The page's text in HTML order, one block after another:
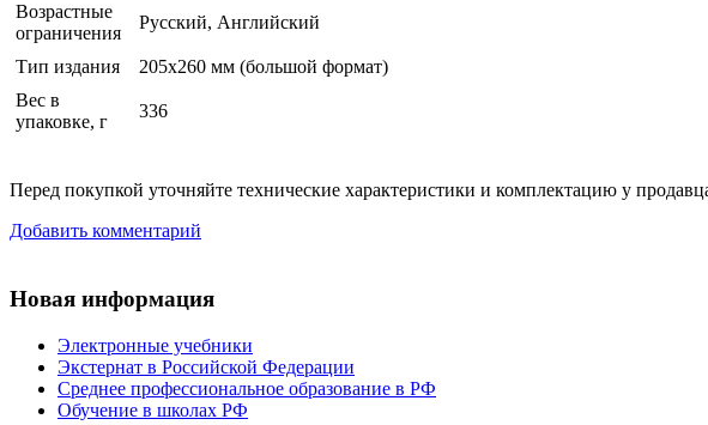
Возрастные
ограничения
Русский, Английский
Тип издания
205х260 мм (большой формат)
Вес в
упаковке, г
336
Перед покупкой уточняйте технические характеристики и комплектацию у
Добавить комментарий
Новая информация
Электронные учебники
Экстернат в Российской Федерации
Среднее профессиональное образование в РФ
Обучение в школах РФ